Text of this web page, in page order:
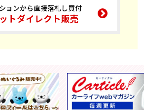
ョンから直接落札し買付
トダイレクト販売